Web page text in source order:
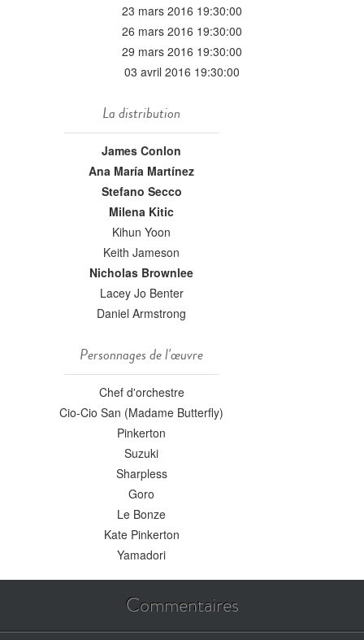
23 mars 2016 19:30:00
26 mars 2016 19:30:00
29 mars 2016 19:30:00
03 avril 2016 19:30:00
La distribution
James Conlon
Ana María Martínez
Stefano Secco
Milena Kitic
Kihun Yoon
Keith Jameson
Nicholas Brownlee
Lacey Jo Benter
Daniel Armstrong
Personnages de l'œuvre
Chef d'orchestre
Cio-Cio San (Madame Butterfly)
Pinkerton
Suzuki
Sharpless
Goro
Le Bonze
Kate Pinkerton
Yamadori
Commentaires